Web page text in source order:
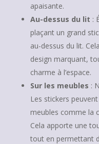
apaisante.
Au-dessus du lit :
plaçant un grand
au-dessus du lit.
design marquant,
charme à l’espace.
Sur les meubles :
Les stickers
meubles comme la
Cela apporte une
tout en permettant